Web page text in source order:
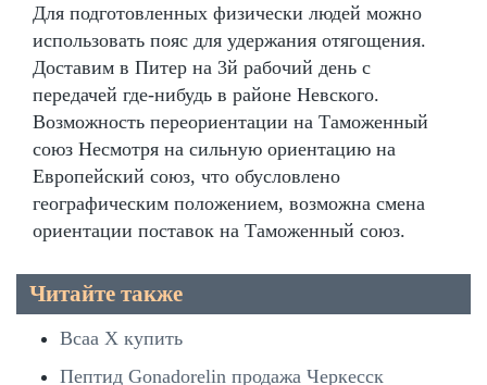
Для подготовленных физически людей можно
использовать пояс для удержания отягощения.
Доставим в Питер на 3й рабочий день с
передачей где-нибудь в районе Невского.
Возможность переориентации на Таможенный
союз Несмотря на сильную ориентацию на
Европейский союз, что обусловлено
географическим положением, возможна смена
ориентации поставок на Таможенный союз.
Читайте также
Bcaa X купить
Пептид Gonadorelin продажа Черкесск